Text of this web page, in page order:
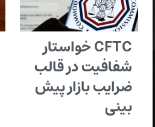
CFTC خواستار
شفافیت در قالب
ضرایب بازار پیش
بینی